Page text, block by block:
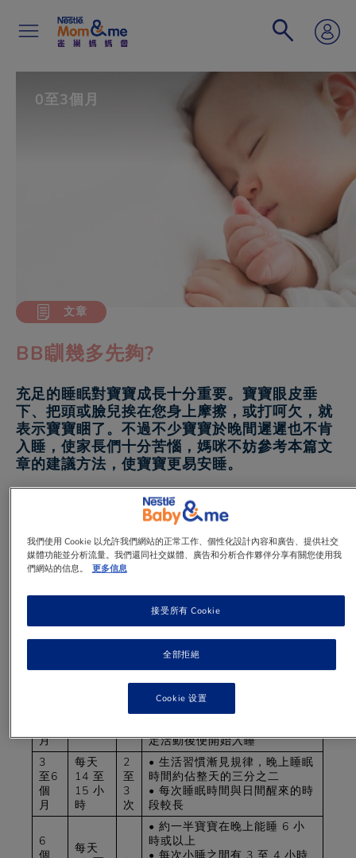
Search
0至3個月
文章
BB瞓幾多先夠?
充足的睡眠對寶寶成長十分重要。寶寶眼皮垂
下、把頭或臉兒挨在您身上摩擦，或打呵欠，就
表示寶寶睏了。不過不少寶寶於晚間遲遲也不肯
入睡，使家長們十分苦惱，媽咪不妨參考本篇文
章的建議方法，使寶寶更易安睡。
特點
初
月
3
4
• 睡眠習慣較不規律，晝夜不分
• 每次小睡時間較短，約 2 至 3
小時
• 嘗試為寶寶建立一些睡前常
定活動後便開始入睡
3
至6
個
月
每天
14 至
15 小
時
2
至
3
次
• 生活習慣漸見規律，晚上睡眠
時間約佔整天的三分之二
• 每次睡眠時間與日間醒來的時
段較長
6
每天
• 約一半寶寶在晚上能睡 6 小
時或以上
我們使用 Cookie 以允許我們網站的正常工作、個性化設計內容和廣告、提供社交
媒體功能並分析流量。我們還同社交媒體、廣告和分析合作夥伴分享有關您使用我
們網站的信息。
更多信息
全部拒絕
接受所有 Cookie
Cookie 设置